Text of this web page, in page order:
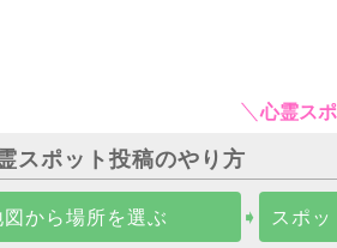
心霊ス
スポット投稿のやり方
図から場所を選ぶ ➧ スポッ